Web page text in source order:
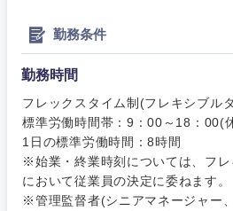
勤務条件
勤務時間
フレックスタイム制(フレキシブル
標準労働時間帯：9：00～18：00(
1日の標準労働時間：8時間
※始業・終業時刻については、フ
において従業員の決定に委ねます。
※管理監督者(シニアマネージャー